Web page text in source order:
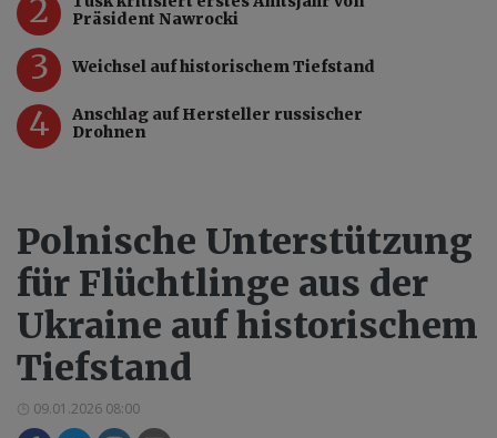
2
Präsident Nawrocki
3 Weichsel auf historischem Tiefstand
4
Anschlag auf Hersteller russischer
Drohnen
Polnische Unterstützung
für Flüchtlinge aus der
Ukraine auf historischem
Tiefstand
09.01.2026 08:00